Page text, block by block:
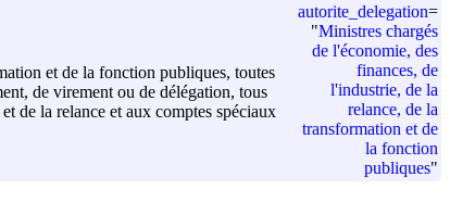
et de la fonction publiques, toutes
de virement ou de délégation, tous
de la relance et aux comptes spéciaux
autorite_delegation=
"Ministres chargés
de l'économie, des
finances, de
l'industrie, de la
relance, de la
transformation et de
la fonction
publiques"